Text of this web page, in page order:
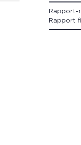
Rapport-
Rapport